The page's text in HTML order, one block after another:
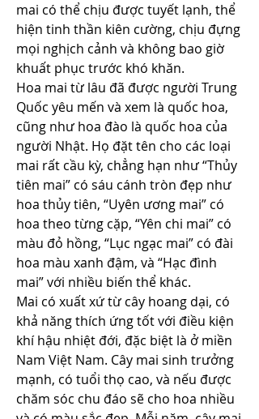
mai có thể chịu được tuyết lạnh, thể
hiện tinh thần kiên cường, chịu đựng
mọi nghịch cảnh và không bao giờ
khuất phục trước khó khăn.
Hoa mai từ lâu đã được người Trung
Quốc yêu mến và xem là quốc hoa,
cũng như hoa đào là quốc hoa của
người Nhật. Họ đặt tên cho các loại
mai rất cầu kỳ, chẳng hạn như “Thủy
tiên mai” có sáu cánh tròn đẹp như
hoa thủy tiên, “Uyên ương mai” có
hoa theo từng cặp, “Yên chi mai” có
màu đỏ hồng, “Lục ngạc mai” có đài
hoa màu xanh đậm, và “Hạc đình
mai” với nhiều biến thể khác.
Mai có xuất xứ từ cây hoang dại, có
khả năng thích ứng tốt với điều kiện
khí hậu nhiệt đới, đặc biệt là ở miền
Nam Việt Nam. Cây mai sinh trưởng
mạnh, có tuổi thọ cao, và nếu được
chăm sóc chu đáo sẽ cho hoa nhiều